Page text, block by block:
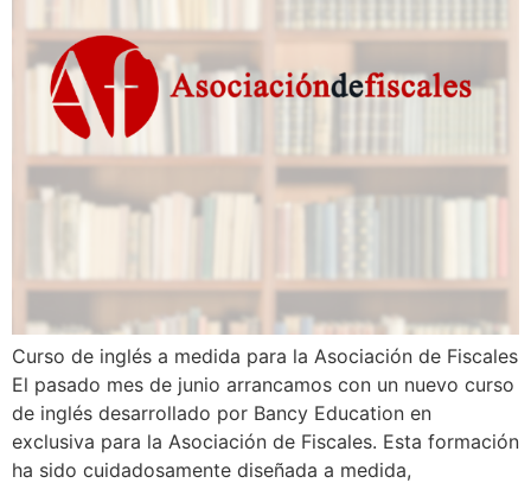
Curso de inglés a medida para la Asociación de Fiscales
El pasado mes de junio arrancamos con un nuevo curso
de inglés desarrollado por Bancy Education en
exclusiva para la Asociación de Fiscales. Esta formación
ha sido cuidadosamente diseñada a medida,